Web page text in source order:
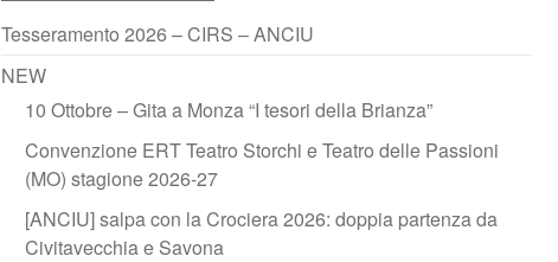
Tesseramento 2026 – CIRS – ANCIU
NEW
10 Ottobre – Gita a Monza “I tesori della Brianza”
Convenzione ERT Teatro Storchi e Teatro delle Passioni
(MO) stagione 2026-27
[ANCIU] salpa con la Crociera 2026: doppia partenza da
Civitavecchia e Savona